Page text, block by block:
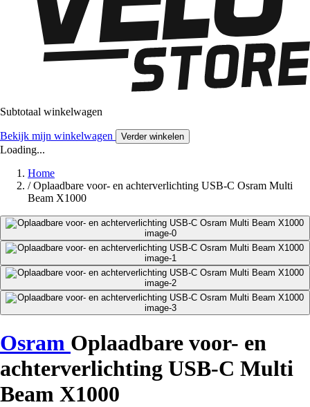
Subtotaal winkelwagen
Bekijk mijn winkelwagen Verder winkelen
Loading...
Home
/ Oplaadbare voor- en achterverlichting USB-C Osram Multi
Beam X1000
Osram Oplaadbare voor- en
achterverlichting USB-C Multi
Beam X1000